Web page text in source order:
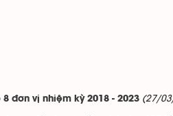
đơn vị nhiệm kỳ 2018 - 2023 (27/